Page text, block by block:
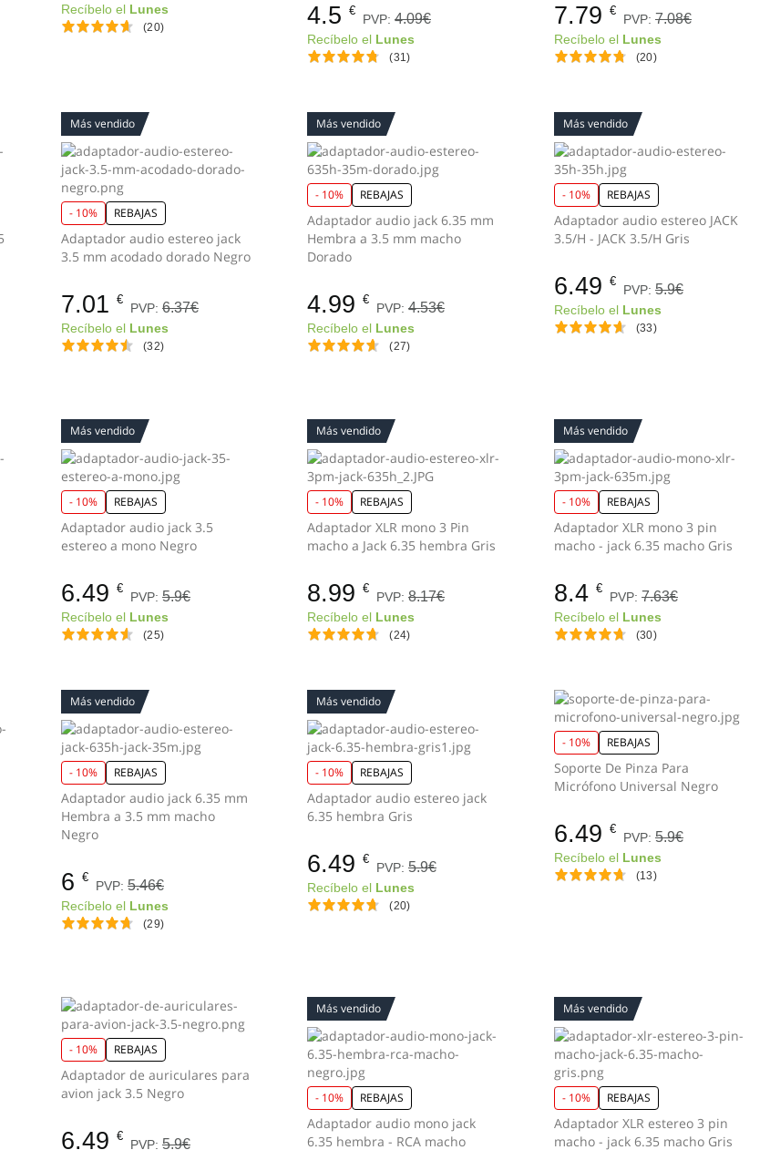
Recíbelo el Lunes
(20) 4.5 €
PVP:4.09€
Recíbelo el Lunes
(31)
7.79 €
PVP: 7.08€
Recíbelo el Lunes
(20)
Más vendido
- 10% REBAJAS
Adaptador audio estereo jack
3.5 mm acodado dorado Negro
7.01 €
PVP: 6.37€
Recíbelo el Lunes
(32)
Más vendido
- 10% REBAJAS
Adaptador audio jack 6.35 mm
Hembra a 3.5 mm macho
Dorado
4.99 €
PVP:4.53€
Recíbelo el Lunes
(27)
Más vendido
- 10% REBAJAS
Adaptador audio estereo JACK
3.5/H - JACK 3.5/H Gris
6.49 €
PVP: 5.9€
Recíbelo el Lunes
(33)
Más vendido
- 10% REBAJAS
Adaptador audio jack 3.5
estereo a mono Negro
6.49 €
PVP: 5.9€
Recíbelo el Lunes
(25)
Más vendido
- 10% REBAJAS
Adaptador XLR mono 3 Pin
macho a Jack 6.35 hembra Gris
8.99 €
PVP:8.17€
Recíbelo el Lunes
(24)
Más vendido
- 10% REBAJAS
Adaptador XLR mono 3 pin
macho - jack 6.35 macho Gris
8.4 €
PVP: 7.63€
Recíbelo el Lunes
(30)
Más vendido
- 10% REBAJAS
Adaptador audio jack 6.35 mm
Hembra a 3.5 mm macho
Negro
6 €
PVP: 5.46€
Recíbelo el Lunes
(29)
Más vendido
- 10% REBAJAS
Adaptador audio estereo jack
6.35 hembra Gris
6.49 €
PVP:5.9€
Recíbelo el Lunes
(20)
- 10% REBAJAS
Soporte De Pinza Para
Micrófono Universal Negro
6.49 €
PVP: 5.9€
Recíbelo el Lunes
(13)
- 10% REBAJAS
Adaptador de auriculares para
avion jack 3.5 Negro
6.49 €
PVP: 5.9€
Más vendido
- 10% REBAJAS
Adaptador audio mono jack
6.35 hembra - RCA macho
Más vendido
- 10% REBAJAS
Adaptador XLR estereo 3 pin
macho - jack 6.35 macho Gris